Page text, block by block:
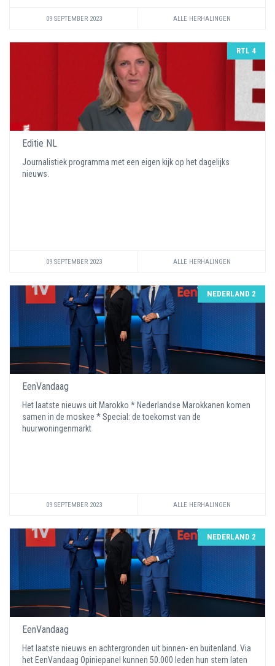
09 SEPTEMBER 2023 ALLE HERHALINGEN
RTL 4
Editie NL
Journalistiek programma met een eigen kijk op het dagelijks
nieuws.
09 SEPTEMBER 2023 ALLE HERHALINGEN
NEDERLAND 2
EenVandaag
Het laatste nieuws uit Marokko * Nederlandse Marokkanen komen
samen in de moskee * Special: de toekomst van de
huurwoningenmarkt
09 SEPTEMBER 2023 ALLE HERHALINGEN
NEDERLAND 2
EenVandaag
Het laatste nieuws en achtergronden uit binnen- en buitenland. Via
het EenVandaag Opiniepanel kunnen 50.000 leden hun stem laten